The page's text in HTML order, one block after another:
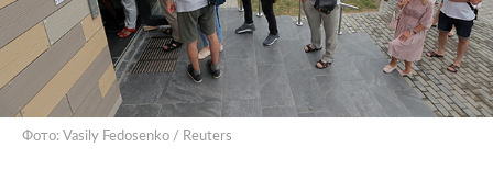
Фото: Vasily Fedosenko / Reuters